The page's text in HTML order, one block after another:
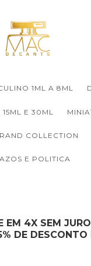
1ML A 8ML
E 30ML
COLLECTION
E POLITICA
EM 4X SEM
DE DESCONTO